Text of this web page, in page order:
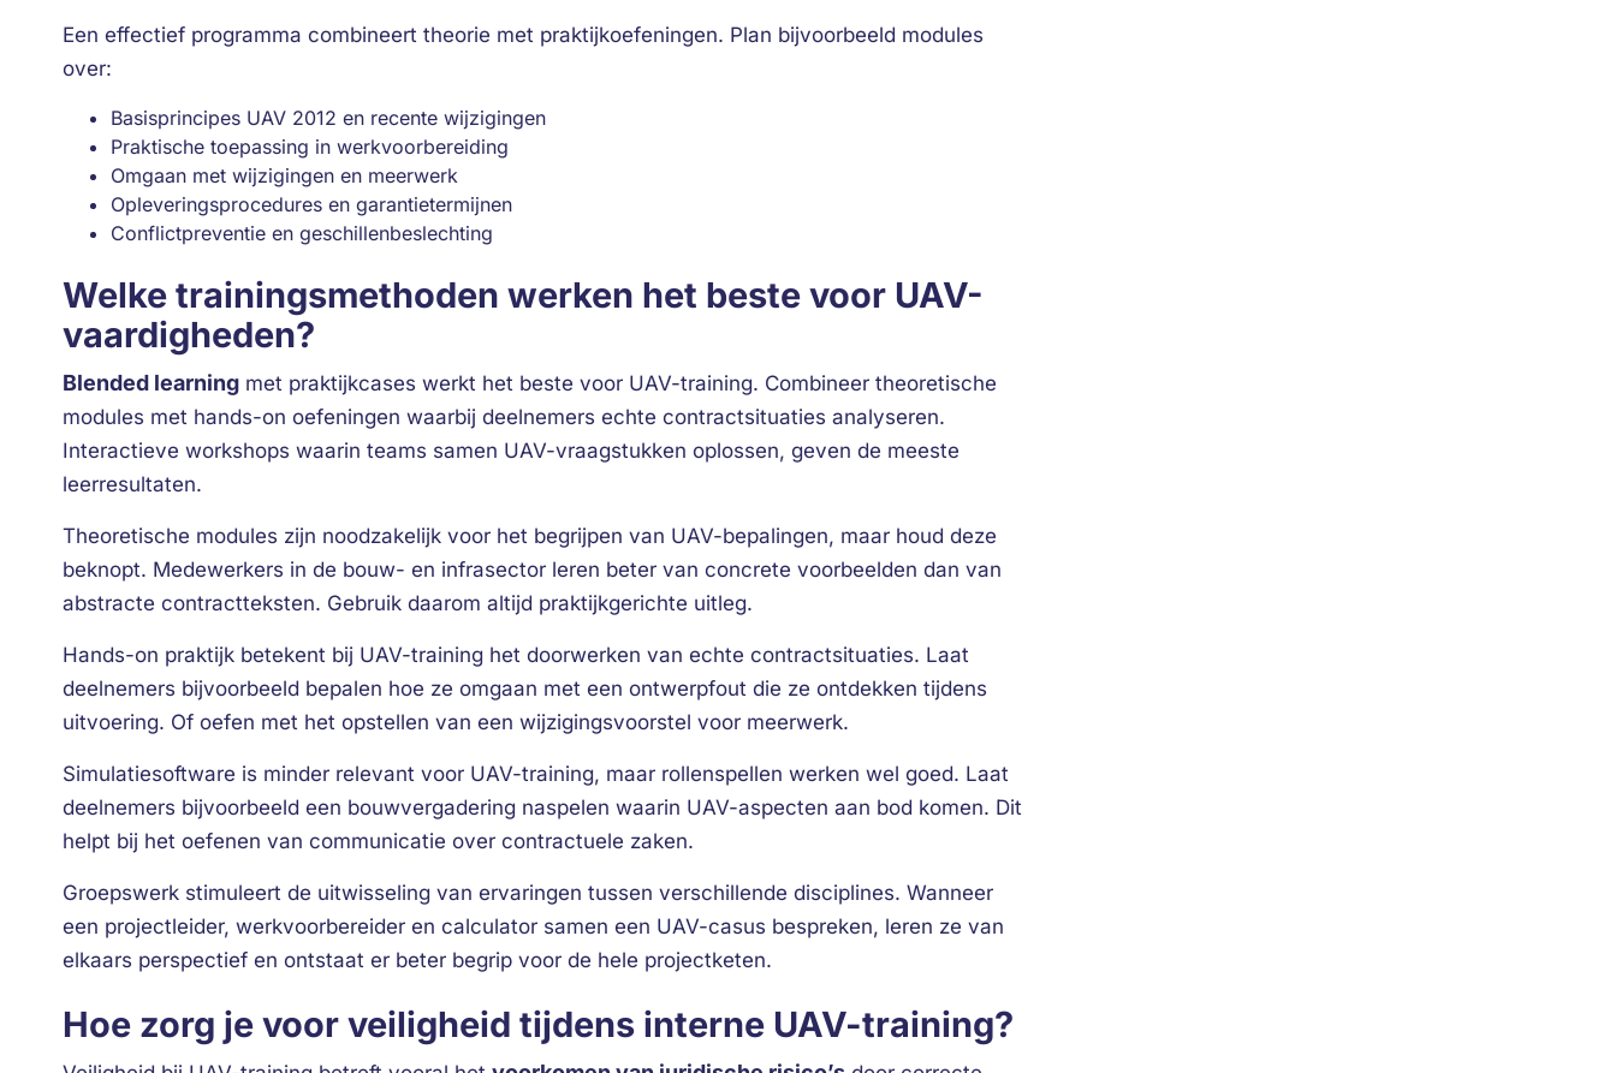
Een effectief programma combineert theorie met praktijkoefeningen. Plan bijvoorbeeld modules
over:
Basisprincipes UAV 2012 en recente wijzigingen
Praktische toepassing in werkvoorbereiding
Omgaan met wijzigingen en meerwerk
Opleveringsprocedures en garantietermijnen
Conflictpreventie en geschillenbeslechting
Welke trainingsmethoden werken het beste voor UAV-
vaardigheden?
Blended learning met praktijkcases werkt het beste voor UAV-training. Combineer theoretische
modules met hands-on oefeningen waarbij deelnemers echte contractsituaties analyseren.
Interactieve workshops waarin teams samen UAV-vraagstukken oplossen, geven de meeste
leerresultaten.
Theoretische modules zijn noodzakelijk voor het begrijpen van UAV-bepalingen, maar houd deze
beknopt. Medewerkers in de bouw- en infrasector leren beter van concrete voorbeelden dan van
abstracte contractteksten. Gebruik daarom altijd praktijkgerichte uitleg.
Hands-on praktijk betekent bij UAV-training het doorwerken van echte contractsituaties. Laat
deelnemers bijvoorbeeld bepalen hoe ze omgaan met een ontwerpfout die ze ontdekken tijdens
uitvoering. Of oefen met het opstellen van een wijzigingsvoorstel voor meerwerk.
Simulatiesoftware is minder relevant voor UAV-training, maar rollenspellen werken wel goed. Laat
deelnemers bijvoorbeeld een bouwvergadering naspelen waarin UAV-aspecten aan bod komen. Dit
helpt bij het oefenen van communicatie over contractuele zaken.
Groepswerk stimuleert de uitwisseling van ervaringen tussen verschillende disciplines. Wanneer
een projectleider, werkvoorbereider en calculator samen een UAV-casus bespreken, leren ze van
elkaars perspectief en ontstaat er beter begrip voor de hele projectketen.
Hoe zorg je voor veiligheid tijdens interne UAV-training?